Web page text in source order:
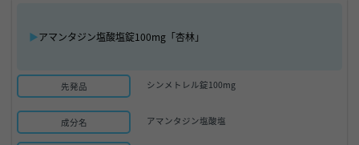
▶アマンタジン塩酸塩錠100mg「杏林」
先発品 シンメトレル錠100mg
成分名 アマンタジン塩酸塩